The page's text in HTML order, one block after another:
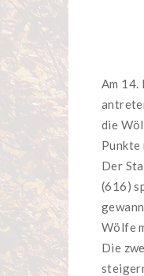
Am
die
Punkte
Der
(616)
Wölfe
Die